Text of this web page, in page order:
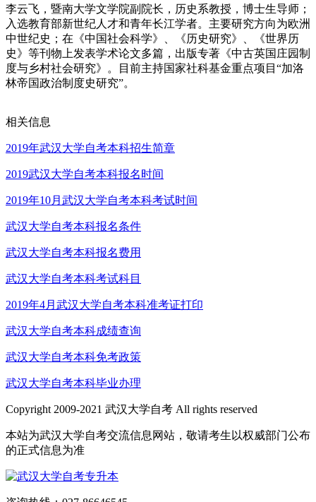
李云飞，暨南大学文学院副院长，历史系教授，博士生导师；
入选教育部新世纪人才和青年长江学者。主要研究方向为欧洲
中世纪史；在《中国社会科学》、《历史研究》、《世界历
史》等刊物上发表学术论文多篇，出版专著《中古英国庄园制
度与乡村社会研究》。目前主持国家社科基金重点项目“加洛
林帝国政治制度史研究”。
相关信息
2019年武汉大学自考本科招生简章
2019武汉大学自考本科报名时间
2019年10月武汉大学自考本科考试时间
武汉大学自考本科报名条件
武汉大学自考本科报名费用
武汉大学自考本科考试科目
2019年4月武汉大学自考本科准考证打印
武汉大学自考本科成绩查询
武汉大学自考本科免考政策
武汉大学自考本科毕业办理
Copyright 2009-2021 武汉大学自考 All rights reserved
本站为武汉大学自考交流信息网站，敬请考生以权威部门公布
的正式信息为准